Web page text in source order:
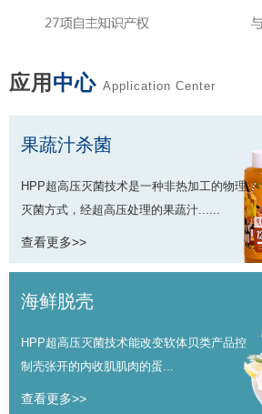
应用 中心 Application Center
果蔬汁杀菌
HPP超高压灭菌技术是一种非热加工的物理
灭菌方式，经超高压处理的果蔬汁......
查看更多>>
海鲜脱壳
HPP超高压灭菌技术能改变软体贝类产品控
制壳张开的内收肌肌肉的蛋...
查看更多>>